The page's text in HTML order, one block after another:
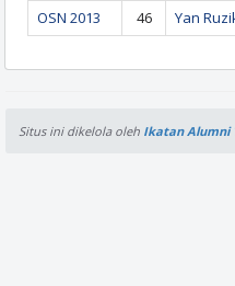
OSN 2013
46 Yan
Situs ini dikelola oleh Ikatan Alumni